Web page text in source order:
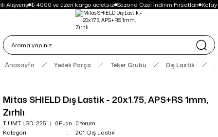
Alışveriş ₺ 4000 ve üzeri kargo ücretsiz Sezona Özel İndirim Fırsatları Kolay
Anasayfa Yedek Parça Teker Grubu Dış Lastik
Mitas SHIELD Dış Lastik - 20x1.75, APS+RS 1mm,
Zırhlı
T UMT LSD-225 0 Puan - 0 Yorum
Kategori
20'' Dış Lastik